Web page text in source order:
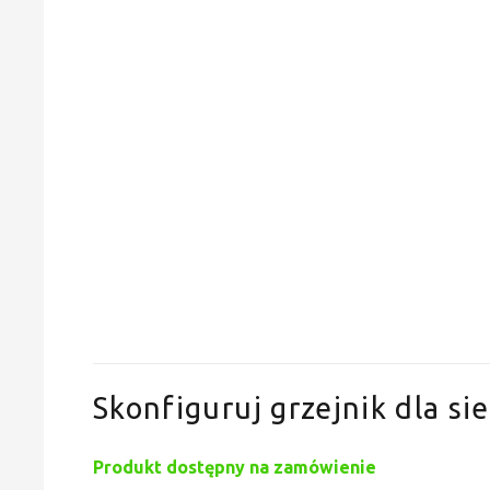
Skonfiguruj grzejnik dla
Produkt dostępny na zamówienie